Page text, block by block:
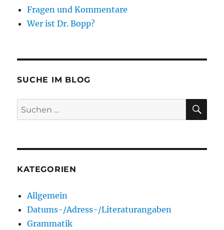
Fragen und Kommentare
Wer ist Dr. Bopp?
SUCHE IM BLOG
Suchen
nach:
KATEGORIEN
Allgemein
Datums-/Adress-/Literaturangaben
Grammatik